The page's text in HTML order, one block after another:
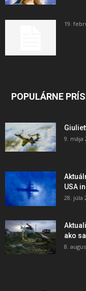
19.
POPULÁRNE
9. mája
USA
28. júla
ako
8.